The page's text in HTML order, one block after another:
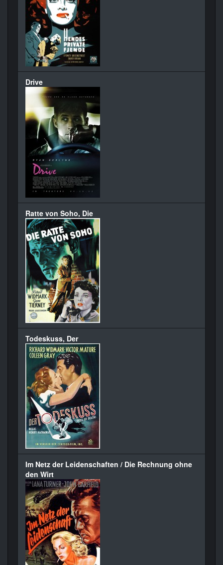
Drive
Ratte von Soho, Die
Todeskuss, Der
Im Netz der Leidenschaften / Die Rechnung ohne
den Wirt